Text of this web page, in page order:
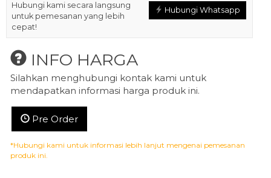
Hubungi Whatsapp
Hubungi kami secara langsung
untuk pemesanan yang lebih
cepat!
INFO HARGA
Silahkan menghubungi kontak kami untuk
mendapatkan informasi harga produk ini.
Pre Order
*Hubungi kami untuk informasi lebih lanjut mengenai pemesanan
produk ini.